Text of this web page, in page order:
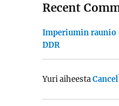
Recent
Imperiumin raunio
DDR
Yuriaiheesta